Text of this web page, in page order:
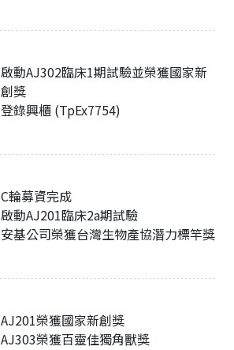
啟動AJ302臨床1期試驗並榮獲國家新
創獎
登錄興櫃 (TpEx7754)
C輪募資完成
啟動AJ201臨床2a期試驗
安基公司榮獲台灣生物產協潛力標竿獎
AJ201榮獲國家新創獎
AJ303榮獲百靈佳獨角獸獎